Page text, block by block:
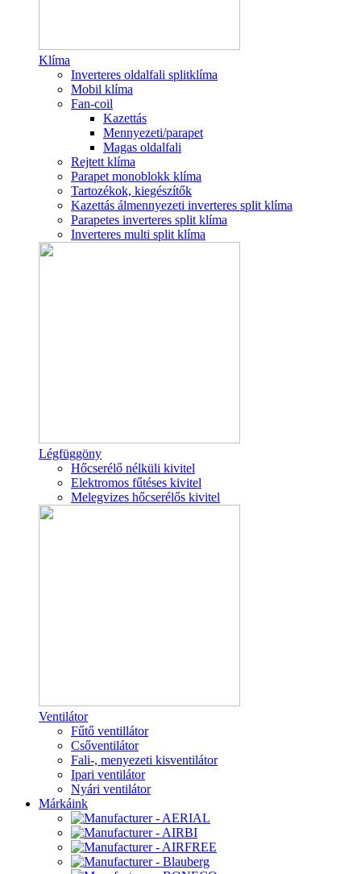
Klíma
Inverteres oldalfali splitklíma
Mobil klíma
Fan-coil
Kazettás
Mennyezeti/parapet
Magas oldalfali
Rejtett klíma
Parapet monoblokk klíma
Tartozékok, kiegészítők
Kazettás álmennyezeti inverteres split klíma
Parapetes inverteres split klíma
Inverteres multi split klíma
Légfüggöny
Hőcserélő nélküli kivitel
Elektromos fűtéses kivitel
Melegvizes hőcserélős kivitel
Ventilátor
Fűtő ventillátor
Csőventilátor
Fali-, menyezeti kisventilátor
Ipari ventilátor
Nyári ventilátor
Márkáink